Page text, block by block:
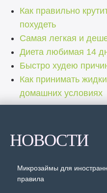
Как правильно
похудеть
Самая легкая и
Диета любимая 14
Быстро худею
Как принимать
домашних условиях
НОВОСТИ
Микрозаймы для
правила